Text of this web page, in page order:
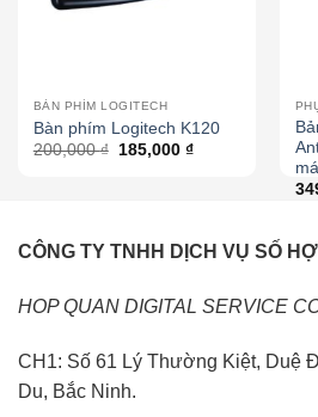
BÀN PHÍM LOGITECH
Bàn phím Logitech K120
200,000₫ 185,000 ₫
CÔNG TY TNHH DỊCH VỤ SỐ
HOP QUAN DIGITAL SERVICE
CH1: Số 61 Lý Thường Kiệt, Duệ
Du, Bắc Ninh.